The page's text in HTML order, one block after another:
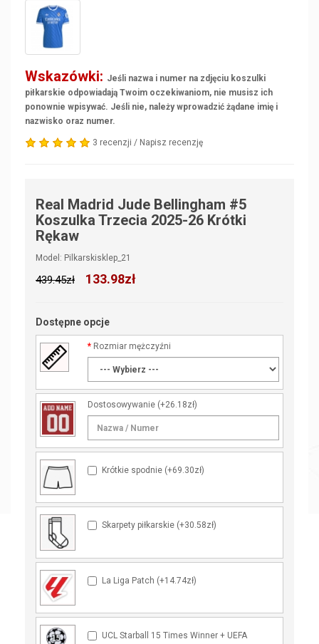
Wskazówki: Jeśli nazwa i numer na zdjęciu koszulki
piłkarskie odpowiadają Twoim oczekiwaniom, nie musisz ich
ponownie wpisywać. Jeśli nie, należy wprowadzić żądane imię i
nazwisko oraz numer.
3 recenzji / Napisz recenzję
Real Madrid Jude Bellingham #5
Koszulka Trzecia 2025-26 Krótki
Rękaw
Model: Pilkarskisklep_21
439.45zł 133.98zł
Dostępne opcje
Rozmiar mężczyźni
Dostosowywanie (+26.18zł)
Krótkie spodnie (+69.30zł)
Skarpety piłkarskie (+30.58zł)
La Liga Patch (+14.74zł)
UCL Starball 15 Times Winner + UEFA